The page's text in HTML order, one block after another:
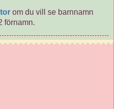
om du vill se barnnamn
förnamn.